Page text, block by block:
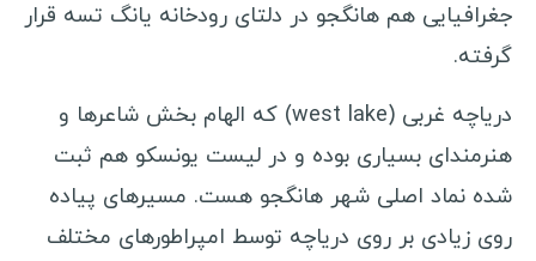
کوچ سرفینگ
انتخاب هاستل
وسایل سفر
جغرافیایی هم هانگجو در دلتای رودخانه یانگ تسه قرار
گرفته.
دریاچه غربی (west lake) كه الهام بخش شاعرها و
هنرمندای بسیاری بوده و در لیست یونسكو هم ثبت
شده نماد اصلی شهر هانگجو هست. مسیرهای پیاده
روی زیادی بر روی دریاچه توسط امپراطورهای مختلف